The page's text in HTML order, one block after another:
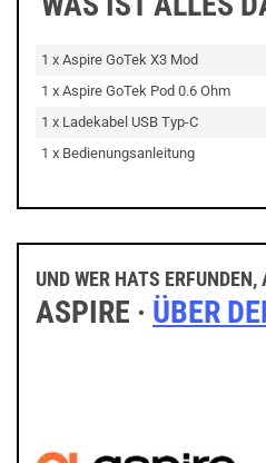
1 x Aspire GoTek X3 Mod
1 x Aspire GoTek Pod 0.6 Ohm
1 x Ladekabel USB Typ-C
1 x Bedienungsanleitung
UND WER HATS ERFUNDEN,
ASPIRE · ÜBER